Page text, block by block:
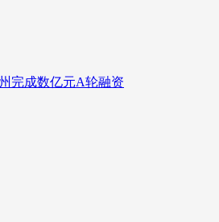
完成数亿元A轮融资